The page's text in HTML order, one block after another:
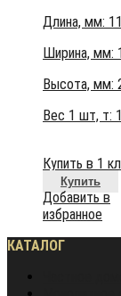
Длина, мм:
Ширина, мм:
Высота, мм:
Вес 1 шт, т:
Купить в 1
Купить
Добавить в
избранное
КАТАЛОГ